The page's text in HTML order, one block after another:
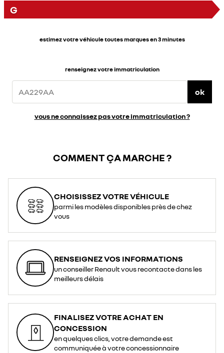
G
estimez votre véhicule toutes marques en 3 minutes
renseignez votre immatriculation
ok
vous ne connaissez pas votre immatriculation ?
COMMENT ÇA MARCHE ?
CHOISISSEZ VOTRE VÉHICULE
parmi les modèles disponibles près de chez
vous
RENSEIGNEZ VOS INFORMATIONS
un conseiller Renault vous recontacte dans les
meilleurs délais
FINALISEZ VOTRE ACHAT EN
CONCESSION
en quelques clics, votre demande est
communiquée à votre concessionnaire